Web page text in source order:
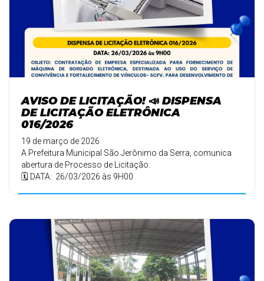
AVISO DE LICITAÇÃO! 📣 DISPENSA
DE LICITAÇÃO ELETRÔNICA
016/2026
19 de março de 2026
A Prefeitura Municipal São Jerônimo da Serra, comunica
abertura de Processo de Licitação.
🗓️ DATA: 26/03/2026 às 9H00